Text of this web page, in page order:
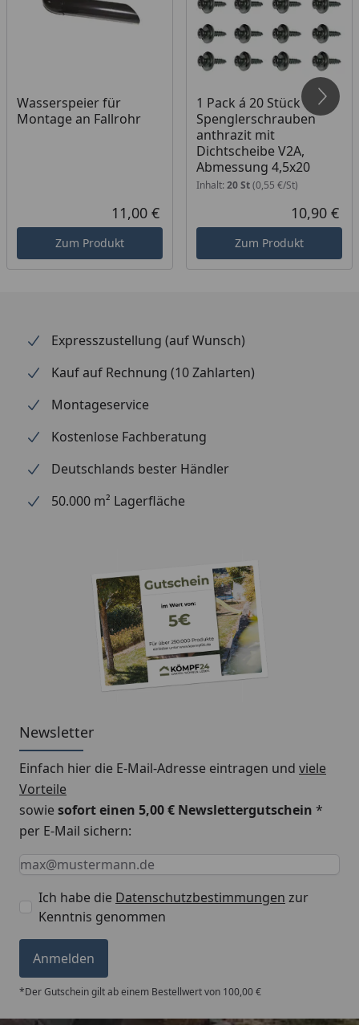
Wasserspeier für
Montage an Fallrohr
Aktueller Preis
11,00 €
Zum Produkt
1 Pack á 20 Stück
Spenglerschrauben
anthrazit mit
Dichtscheibe V2A,
Abmessung 4,5x20
Inhalt: 20 St(0,55 €/St)
10,90 €
Zum Produkt
Expresszustellung (auf Wunsch)
Kauf auf Rechnung (10 Zahlarten)
Montageservice
Kostenlose Fachberatung
Deutschlands bester Händler
50.000 m² Lagerfläche
Newsletter
Einfach hier die E-Mail-Adresse eintragen und viele
Vorteile
sowiesofort einen 5,00 € Newslettergutschein *
per E-Mail sichern:
Keine Eingabe erforderlich
Eingabe erforderlich
E-Mail *
Ich habe die Datenschutzbestimmungen zur
Kenntnis genommen
Anmelden
*Der Gutschein gilt ab einem Bestellwert von 100,00 €